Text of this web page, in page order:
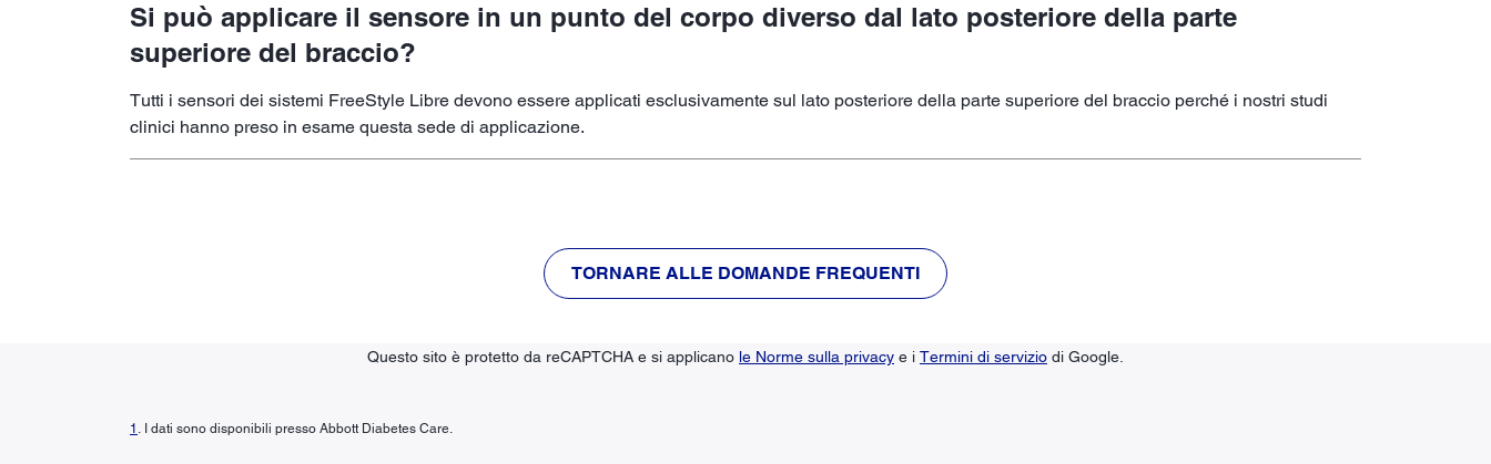
Si può applicare il sensore in un punto del corpo diverso dal lato posteriore della parte
superiore del braccio?
Tutti i sensori dei sistemi FreeStyle Libre devono essere applicati esclusivamente sul lato posteriore della parte superiore del braccio perché i nostri studi
clinici hanno preso in esame questa sede di applicazione.
TORNARE ALLE DOMANDE FREQUENTI
Questo sito è protetto da reCAPTCHA e si applicano le Norme sulla privacy e i Termini di servizio di Google.
1 . I dati sono disponibili presso Abbott Diabetes Care.